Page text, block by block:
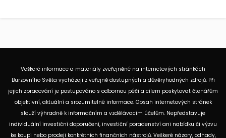
Veškeré informace a materiály zveřejněné na internetových stránkách
Burzovního Světa vycházejí z veřejně dostupných a důvěryhodných zdrojů. Při
jejich zpracování je postupováno s odbornou péčí a cílem poskytovat čtenářům
objektivní, aktuální a srozumitelné informace. Obsah internetových stránek
slouží výhradně k informačním a vzdělávacím účelům. Nepředstavuje
individuální investiční doporučení, investiční poradenství ani nabídku či výzvu
ke koupi nebo prodeji konkrétních finančních nástrojů. Veškeré názory, odhady,